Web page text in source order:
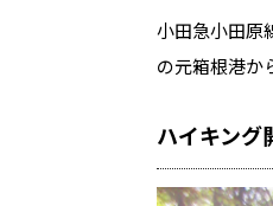
小田急小田原
の元箱根港か
ハイキング